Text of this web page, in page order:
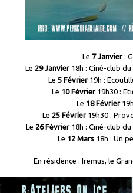
Le 7 Janvier:
Le 29 Janvier18h : Ciné-club du
Le 5 Février19h :
Le 10 Février19h30 :
Le 18 Février
Le 25 Février19h30 :
Le 26 Février18h : Ciné-club du
Le 12 Mars18h : Un
En résidence : Iremus, le